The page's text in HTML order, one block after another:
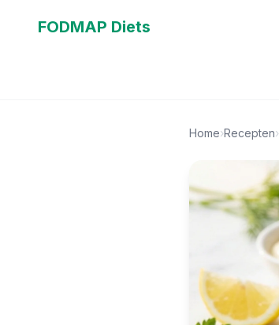
FODMAP Diets
Home›Recepten›